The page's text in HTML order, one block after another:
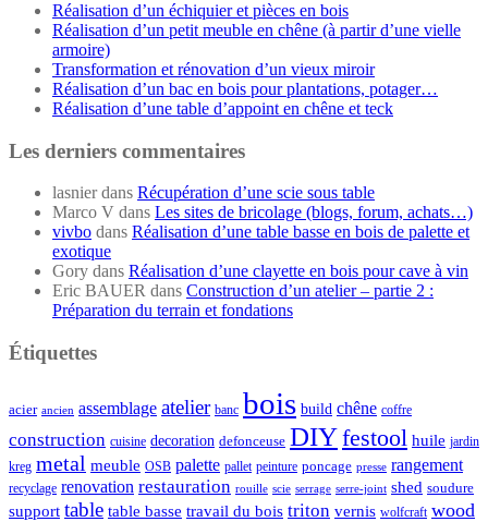
Réalisation d’un échiquier et pièces en bois
Réalisation d’un petit meuble en chêne (à partir d’une vielle
armoire)
Transformation et rénovation d’un vieux miroir
Réalisation d’un bac en bois pour plantations, potager…
Réalisation d’une table d’appoint en chêne et teck
Les derniers commentaires
lasnierdans Récupération d’une scie sous table
Marco V dans Les sites de bricolage (blogs, forum, achats…)
vivbo dans Réalisation d’une table basse en bois de palette et
exotique
Gory dans Réalisation d’une clayette en bois pour cave à vin
Eric BAUER dans Construction d’un atelier – partie 2 :
Préparation du terrain et fondations
Étiquettes
acier ancien assemblage atelier banc bois build chêne coffre
construction cuisine decoration defonceuse DIYfestool huile jardin
kreg metal meuble OSB palette pallet peinture poncage presse rangement
recyclage renovation restauration rouille scie serrage serre-joint shed soudure
support table table basse travail du bois triton vernis wolfcraft wood